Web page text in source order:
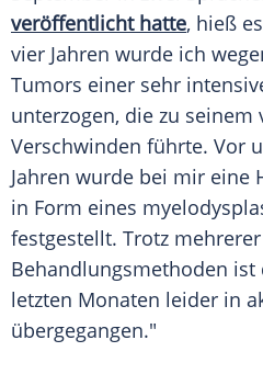
veröffentlicht hatte, hieß
vier Jahren wurde ich
Tumors einer sehr
unterzogen, die zu seinem
Verschwinden führte. Vor
Jahren wurde bei mir eine
in Form eines
festgestellt. Trotz mehrerer
Behandlungsmethoden ist
letzten Monaten leider in
übergegangen."